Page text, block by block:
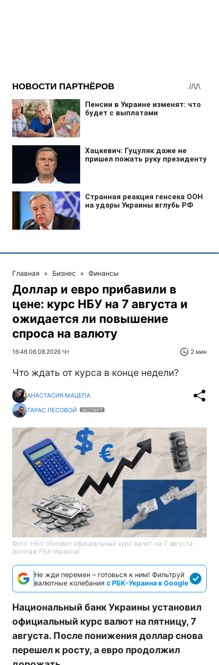
Главная » Бизнес » Финансы
Доллар и евро прибавили в
цене: курс НБУ на 7 августа и
ожидается ли повышение
спроса на валюту
16:46 06.08.2026 Чт 2 мин
Что ждать от курса в конце недели?
АНАСТАСИЯ МАЦЕПА
ТАРАС ЛЕСОВОЙ
ЭКСПЕРТ
Фото: НБУ обновил официальный курс валют на 7 августа
(коллаж РБК-Украина)
Не жди перемен – готовься к ним! Фильтруй
валютные колебания с РБК-Украина в Google
Национальный банк Украины установил
официальный курс валют на пятницу, 7
августа. После понижения доллар снова
перешел к росту, а евро продолжил